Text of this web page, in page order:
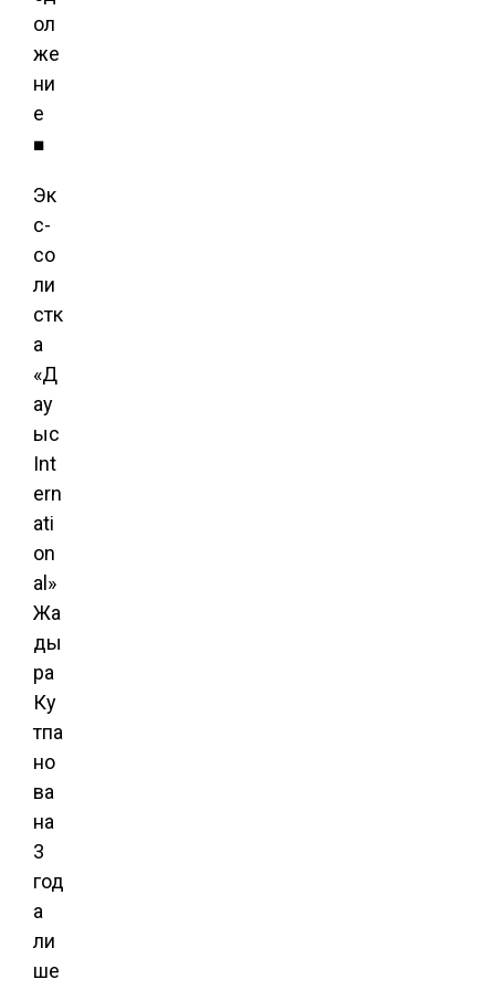
ол
же
ни
е
■
Эк
с-
со
ли
стк
а
«Д
ау
ыс
Int
ern
ati
on
al»
Жа
ды
ра
Ку
тпа
но
ва
на
3
год
а
ли
ше